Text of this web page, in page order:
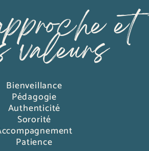
et
valeurs
Bienveillance
Pédagogie
Authenticité
Sororité
Patience